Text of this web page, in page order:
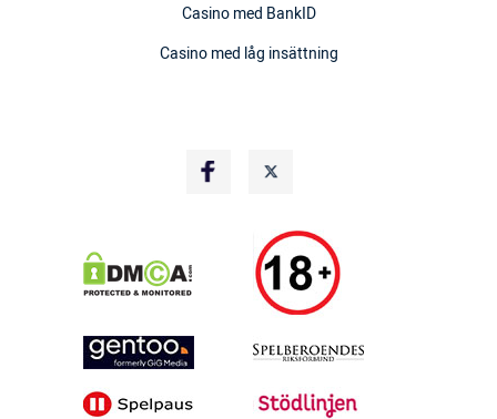
Casino med BankID
Casino med låg insättning